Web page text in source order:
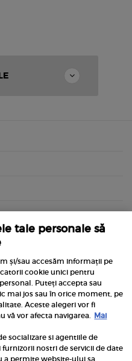
tale personale să
și/sau accesăm informații pe
cookie unici pentru
Puteți accepta sau
mai jos sau în orice moment, pe
Aceste alegeri vor fi
vă vor afecta navigarea. Mai
socializare si agentiile de
nostri de servicii de date
permite website-ului sa